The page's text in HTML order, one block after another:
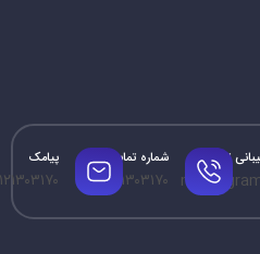
تلگرام شماره تماس
۰۹۱۲۱۳۰۳۱۷۰
پیامک